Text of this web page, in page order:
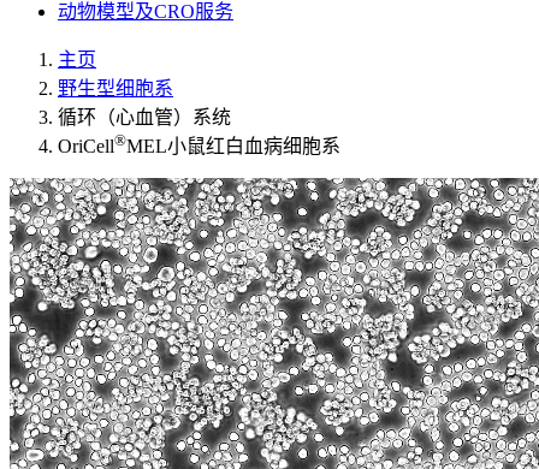
动物模型及CRO服务
主页
野生型细胞系
循环（心血管）系统
OriCell®MEL小鼠红白血病细胞系